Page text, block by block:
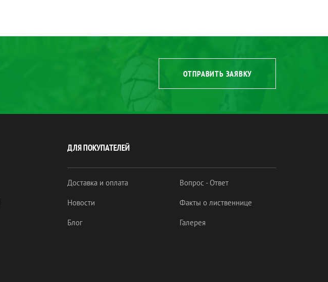
ОТПРАВИТЬ ЗАЯВКУ
ДЛЯ ПОКУПАТЕЛЕЙ
Доставка и оплата
Новости
Блог
Вопрос - Ответ
Факты о лиственнице
Галерея